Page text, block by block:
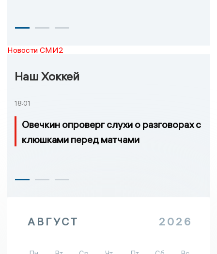
Новости СМИ2
Наш Хоккей
18:01
Овечкин опроверг слухи о разговорах с
клюшками перед матчами
АВГУСТ 2026